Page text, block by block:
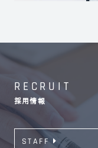
RECRUIT
採用情報
STAFF